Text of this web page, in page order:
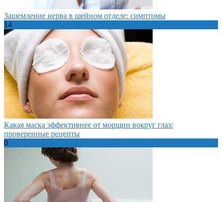
Защемление нерва в шейном отделе: симптомы
14
Какая маска эффективнее от морщин вокруг глаз:
проверенные рецепты
0